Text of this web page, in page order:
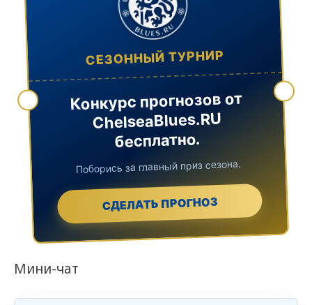
СЕЗОННЫЙ ТУРНИР
Конкурс прогнозов от
ChelseaBlues.RU
бесплатно.
Поборись за главный приз сезона.
СДЕЛАТЬ ПРОГНОЗ
Мини-чат